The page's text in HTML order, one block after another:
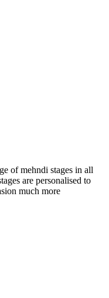
of mehndi stages in all
are personalised to
much more